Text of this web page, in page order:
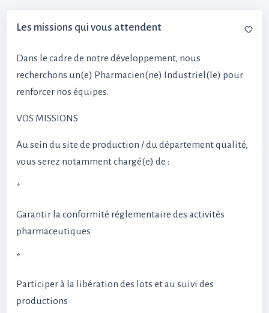
Les missions qui vous attendent
Dans le cadre de notre développement, nous
recherchons un(e) Pharmacien(ne) Industriel(le) pour
renforcer nos équipes.
VOS MISSIONS
Au sein du site de production / du département qualité,
vous serez notamment chargé(e) de :
*
Garantir la conformité réglementaire des activités
pharmaceutiques
*
Participer à la libération des lots et au suivi des
productions